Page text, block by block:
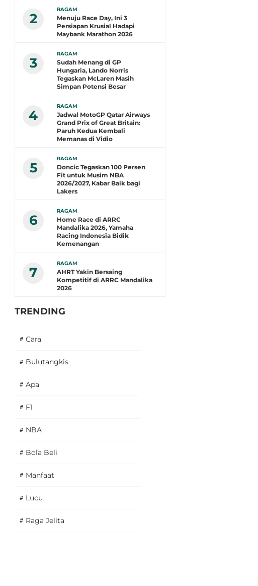
2
RAGAM
Menuju Race Day, Ini 3
Persiapan Krusial Hadapi
Maybank Marathon 2026
3
RAGAM
Sudah Menang di GP
Hungaria, Lando Norris
Tegaskan McLaren Masih
Simpan Potensi Besar
4
RAGAM
Jadwal MotoGP Qatar Airways
Grand Prix of Great Britain:
Paruh Kedua Kembali
Memanas di Vidio
5
RAGAM
Doncic Tegaskan 100 Persen
Fit untuk Musim NBA
2026/2027, Kabar Baik bagi
Lakers
6
RAGAM
Home Race di ARRC
Mandalika 2026, Yamaha
Racing Indonesia Bidik
Kemenangan
7
RAGAM
AHRT Yakin Bersaing
Kompetitif di ARRC Mandalika
2026
TRENDING
# Cara
# Bulutangkis
# Apa
# F1
# NBA
# Bola Beli
# Manfaat
# Lucu
# Raga Jelita